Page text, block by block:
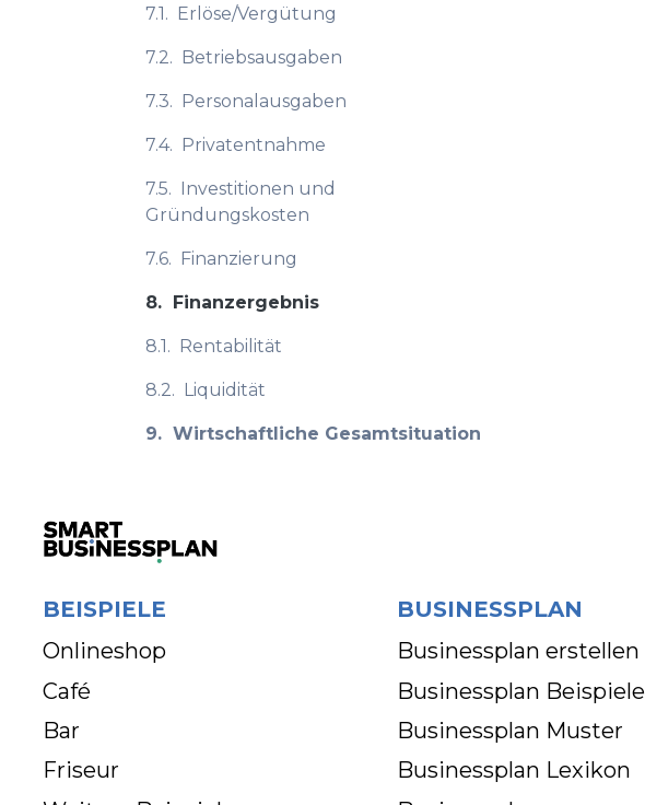
7.1. Erlöse/Vergütung
7.2. Betriebsausgaben
7.3. Personalausgaben
7.4. Privatentnahme
7.5. Investitionen und
Gründungskosten
7.6. Finanzierung
8. Finanzergebnis
8.1. Rentabilität
8.2. Liquidität
9. Wirtschaftliche Gesamtsituation
BEISPIELE
Onlineshop
Café
Bar
Friseur
BUSINESSPLAN
Businessplan erstellen
Businessplan Beispiele
Businessplan Muster
Businessplan Lexikon